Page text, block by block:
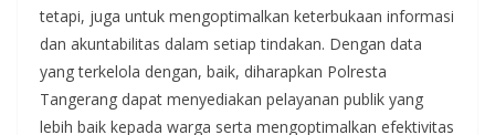
tetapi, juga untuk mengoptimalkan keterbukaan informasi
dan akuntabilitas dalam setiap tindakan. Dengan data
yang terkelola dengan, baik, diharapkan Polresta
Tangerang dapat menyediakan pelayanan publik yang
lebih baik kepada warga serta mengoptimalkan efektivitas